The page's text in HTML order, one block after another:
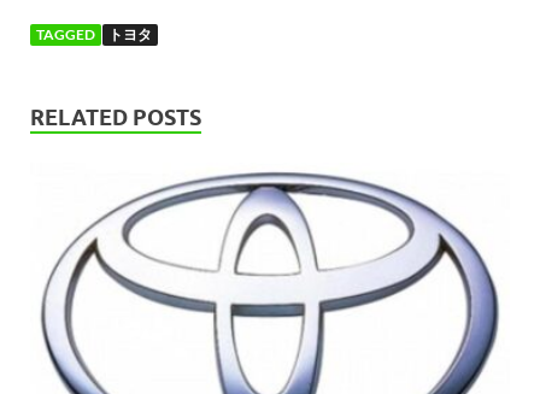
TAGGED トヨタ
RELATED POSTS